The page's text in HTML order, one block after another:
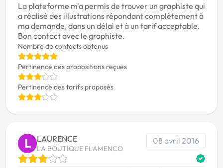
La plateforme m'a permis de trouver un graphiste qui
a réalisé des illustrations répondant complètement à
ma demande, dans un délai et à un tarif acceptable.
Bon contact avec le graphiste.
Nombre de contacts obtenus
Pertinence des propositions reçues
Pertinence des tarifs proposés
L LAURENCE
LA BOUTIQUE FLAMENCO
08 avril 2016